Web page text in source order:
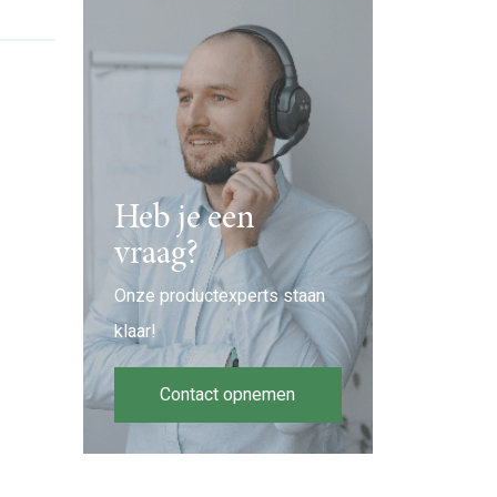
Heb je een
vraag?
Onze productexperts staan
klaar!
Contact opnemen